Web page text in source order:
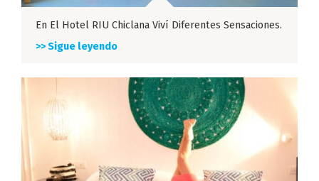
En El Hotel RIU Chiclana Viví Diferentes Sensaciones.
>> Sigue leyendo